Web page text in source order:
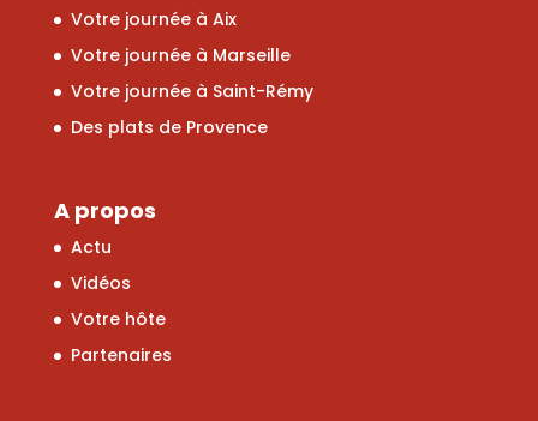
Votre journée à Aix
Votre journée à Marseille
Votre journée à Saint-Rémy
Des plats de Provence
A propos
Actu
Vidéos
Votre hôte
Partenaires